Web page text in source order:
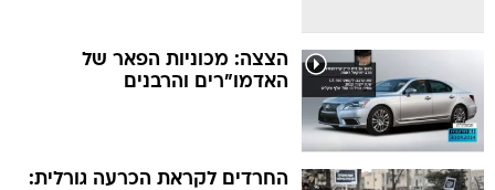
הצצה: מכוניות הפאר של
האדמו"רים והרבנים
החרדים לקראת הכרעה גורלית: